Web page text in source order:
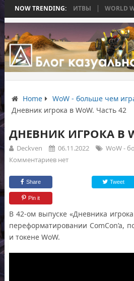
NOW TRENDING:
БЕЗ БИТВЫ WORLD WAR
Home
WoW - больше чем
Дневник игрока в WoW. Часть 42
ДНЕВНИК ИГРОКА В
Deckven 06.11.2022
WoW -
Комментариев нет
Share Tweet
Pin it
В 42-ом выпуске «Дневника
переформатировании ComCon’a,
и токене WoW.